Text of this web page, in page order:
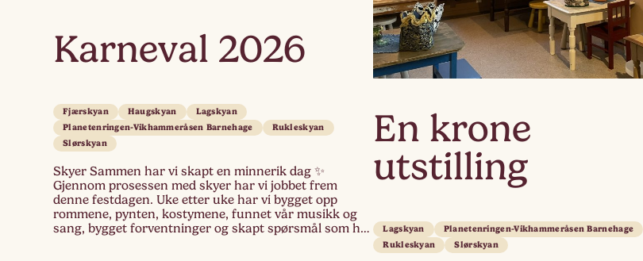
Karneval 2026
Fjærskyan Haugskyan
Lagskyan
Planetenringen-Vikhammeråsen Barnehage
Rukleskyan
Slørskyan
Skyer Sammen har vi skapt en minnerik dag ✨
Gjennom prosessen med skyer har vi jobbet frem
denne festdagen. Uke etter uke har vi bygget opp
rommene, pynten, kostymene, funnet vår musikk og
sang, bygget forventninger og skapt spørsmål som har
En krone
utstilling
Lagskyan
Planetenringen-Vikhammeråsen Barnehage
Rukleskyan
Slørskyan